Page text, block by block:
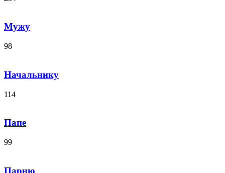
Мужу
98
Начальнику
114
Папе
99
Парню